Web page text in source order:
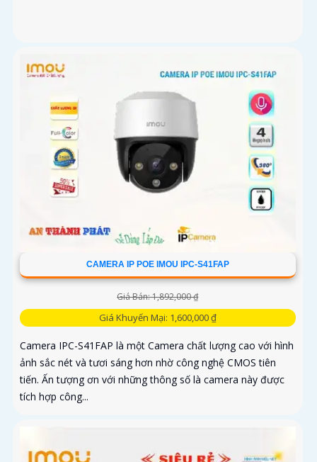
CAMERA IP POE IMOU IPC-S41FAP
Giá Bán: 1,892,000 ₫
Giá Khuyến Mại: 1,600,000 ₫
Camera IPC-S41FAP là một Camera chất lượng cao với hình
ảnh sắc nét và tươi sáng hơn nhờ công nghệ CMOS tiên
tiến. Ấn tượng ơn với những thông số là camera này được
tích hợp công...